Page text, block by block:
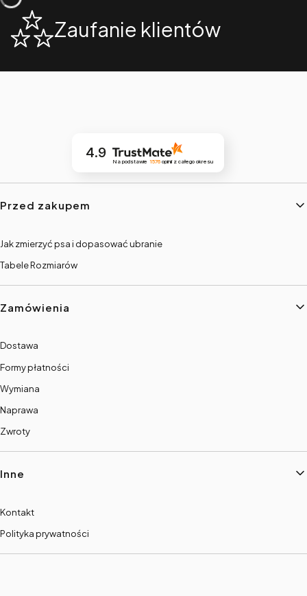
Zaufanie klientów
4.9
Na podstawie 1576 opinii z całego okresu
Linki w stopce
Przed zakupem
Jak zmierzyć psa i dopasować ubranie
Tabele Rozmiarów
Zamówienia
Dostawa
Formy płatności
Wymiana
Naprawa
Zwroty
Inne
Kontakt
Polityka prywatności